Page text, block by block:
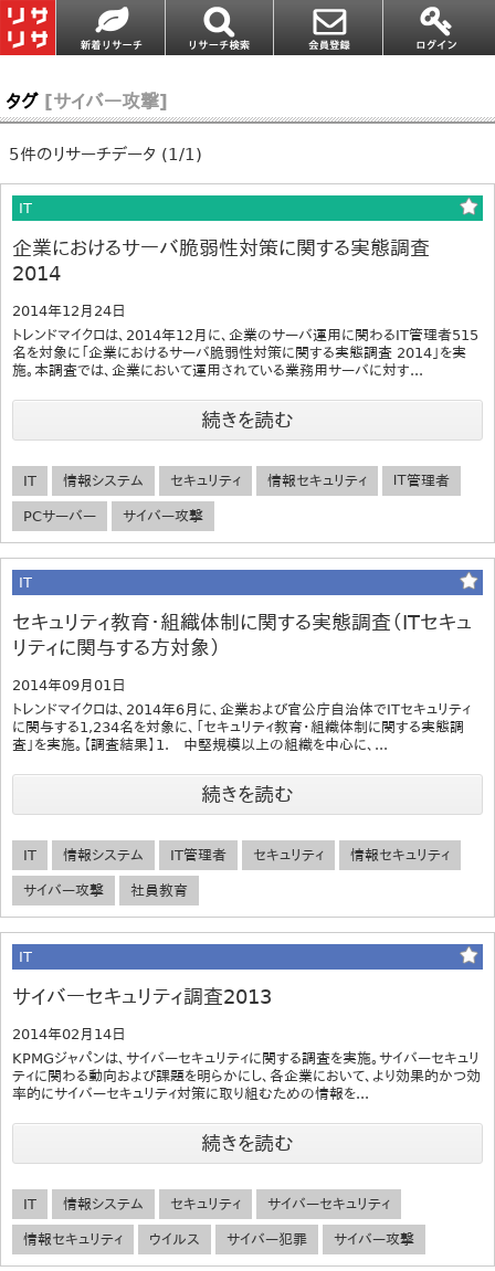
タグ [サイバー攻撃]
5件のリサーチデータ (1/1)
IT
企業におけるサーバ脆弱性対策に関する実態調査
2014
2014年12月24日
トレンドマイクロは、2014年12月に、企業のサーバ運用に関わるIT管理者515
名を対象に「企業におけるサーバ脆弱性対策に関する実態調査 2014」を実
施。本調査では、企業において運用されている業務用サーバに対す...
続きを読む
IT 情報システム セキュリティ 情報セキュリティ ＩＴ管理者
PCサーバー サイバー攻撃
IT
セキュリティ教育・組織体制に関する実態調査（ITセキュ
リティに関与する方対象）
2014年09月01日
トレンドマイクロは、2014年6月に、企業および官公庁自治体でITセキュリティ
に関与する1,234名を対象に、「セキュリティ教育・組織体制に関する実態調
査」を実施。【調査結果】1. 中堅規模以上の組織を中心に、...
続きを読む
IT 情報システム IT管理者 セキュリティ 情報セキュリティ
サイバー攻撃 社員教育
IT
サイバーセキュリティ調査2013
2014年02月14日
KPMGジャパンは、サイバーセキュリティに関する調査を実施。サイバーセキュリ
ティに関わる動向および課題を明らかにし、各企業において、より効果的かつ効
率的にサイバーセキュリティ対策に取り組むための情報を...
続きを読む
IT 情報システム セキュリティ サイバーセキュリティ
情報セキュリティ ウイルス サイバー犯罪 サイバー攻撃